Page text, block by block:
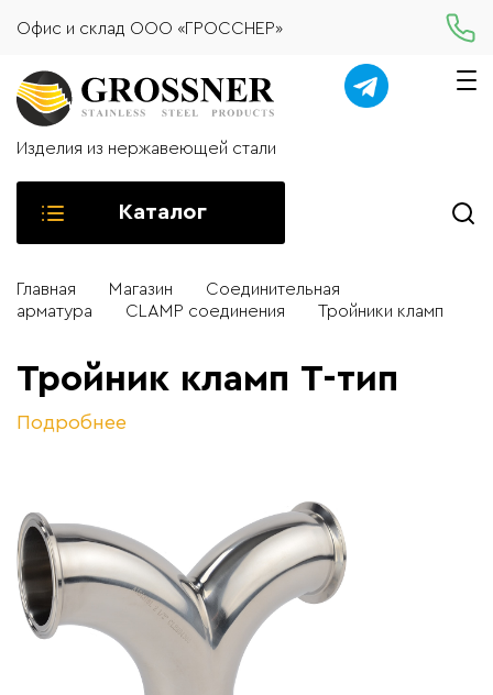
Офис и склад ООО «ГРОССНЕР»
Изделия из нержавеющей стали
Каталог
Главная Магазин
Соединительная
арматура
CLAMP соединения Тройники кламп
Тройник кламп T-тип
Подробнее